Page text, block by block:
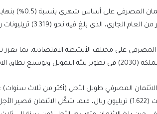
الجاري، الذي بلغ فيه نحو (3.319) تريليونات ريال.
المصرفي على مختلف الأنشطة الاقتصادية، بما
القطاعات الحيوية.
المصرفي طويل الأجل (أكثر من ثلاث سنوات)